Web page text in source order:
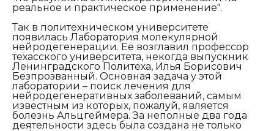
реальное и практическое применение".
Так в политехническом университете
появилась Лаборатория молекулярной
нейродегенерации. Ее возглавил профессор
техасского университета, некогда выпускник
Ленинградского Политеха, Илья Борисович
Безпрозванный. Основная задача у этой
лаборатории – поиск лечения для
нейродегенеративных заболеваний, самым
известным из которых, пожалуй, является
болезнь Альцгеймера. За неполные два года
деятельности здесь была создана не только